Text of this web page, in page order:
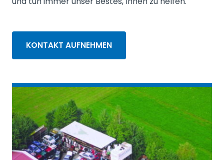
KONTAKT AUFNEHMEN